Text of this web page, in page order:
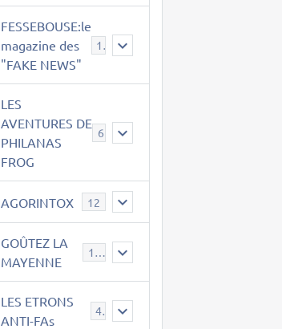
FESSEBOUSE:le
magazine des
"FAKE NEWS"
19
LES
AVENTURES DE
PHILANAS
FROG
AGORINTOX 12
GOÛTEZ LA
MAYENNE
189
LES ETRONS
ANTI-FAs
4